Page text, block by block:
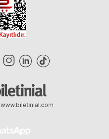
www.biletinial.com